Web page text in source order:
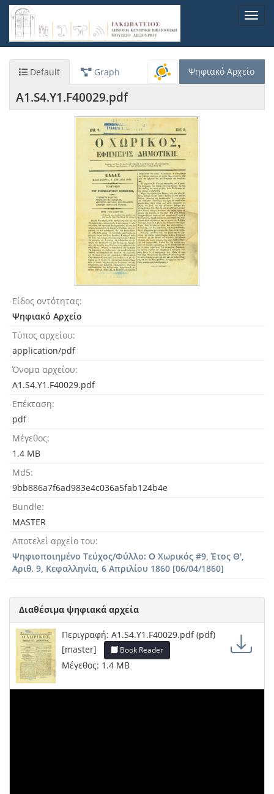
Παράκαμψη
προς
κυρίως
Default Graph Ψηφιακό Αρχείο
A1.S4.Y1.F40029.pdf
Είδος οντότητας
Ψηφιακό Αρχείο
Τύπος αρχείου
application/pdf
Όνομα αρχείου
A1.S4.Y1.F40029.pdf
Επέκταση
pdf
Μέγεθος
1.4 MB
Md5
9bb886a7f6ad983e4c036a5fab124b4e
Bundle
MASTER
Αποτελεί αρχείο του
Ψηφιοποιημένο Τεύχος/Φύλλο: Ο Χωρικός #9, Έτος Θ',
Αριθ. 9, Κεφαλληνία, 6 Απριλίου 1860 [06/04/1860]
Διαθέσιμα ψηφιακά αρχεία
Περιγραφή: A1.S4.Y1.F40029.pdf (pdf)
[master]
Book Reader
Μέγεθος: 1.4 MB